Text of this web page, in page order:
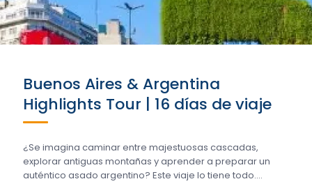
Buenos Aires & Argentina
Highlights Tour | 16 días de viaje
¿Se imagina caminar entre majestuosas cascadas,
explorar antiguas montañas y aprender a preparar un
auténtico asado argentino? Este viaje lo tiene todo....